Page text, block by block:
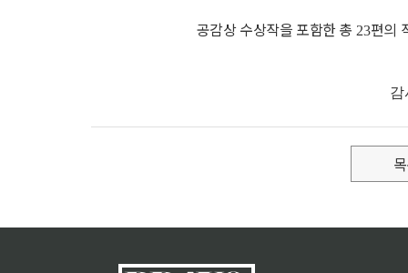
공감상 수상작을 포함한 총 23편의
감